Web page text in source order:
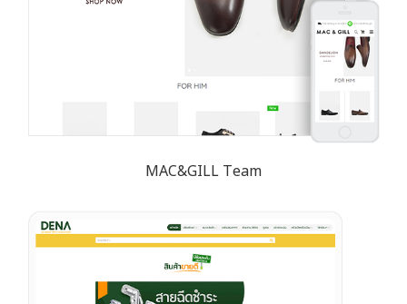
MAC&GILL Team